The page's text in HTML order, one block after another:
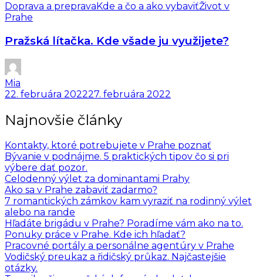
Doprava a preprava Kde a čo a ako vybaviťŽivot v
Prahe
Pražská lítačka. Kde všade ju využijete?
Mia
22. februára 202227. februára 2022
Najnovšie články
Kontakty, ktoré potrebujete v Prahe poznať
Bývanie v podnájme. 5 praktických tipov čo si pri
výbere dať pozor.
Celodenný výlet za dominantami Prahy
Ako sa v Prahe zabaviť zadarmo?
7 romantických zámkov kam vyraziť na rodinný výlet
alebo na rande
Hľadáte brigádu v Prahe? Poradíme vám ako na to.
Ponuky práce v Prahe. Kde ich hľadať?
Pracovné portály a personálne agentúry v Prahe
Vodičský preukaz a řidičský průkaz. Najčastejšie
otázky.